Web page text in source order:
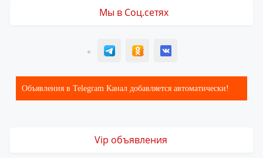
Мы в Соц.сетях
T ОК ВК
Объявления в Telegram Канал добавляется автоматически!
Vip объявления